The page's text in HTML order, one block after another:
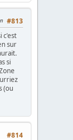
#813
c'est
sur
si
(ou
#814